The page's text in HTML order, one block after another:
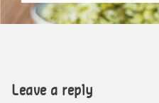
Leave a reply